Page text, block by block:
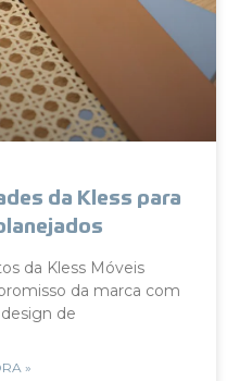
da Kless para
da Kless Móveis
da marca com
de
»